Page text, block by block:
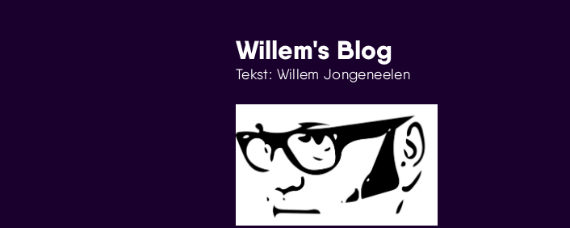
Willem's Blog
Tekst: Willem Jongeneelen